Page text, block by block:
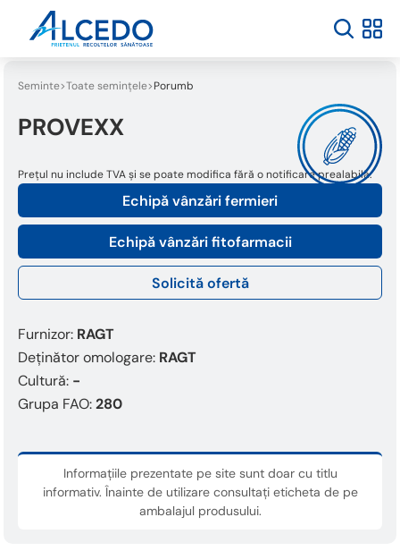
Seminte Toate semințele Porumb
PROVEXX
Echipă vânzări fermieri
Echipă vânzări fitofarmacii
Solicită ofertă
Prețul nu include TVA și se poate modifica fără o notificare prealabilă.
Furnizor: RAGT
Deținător omologare: RAGT
Cultură: -
Grupa FAO:280
Informațiile prezentate pe site sunt doar cu titlu
informativ. Înainte de utilizare consultați eticheta de pe
ambalajul produsului.